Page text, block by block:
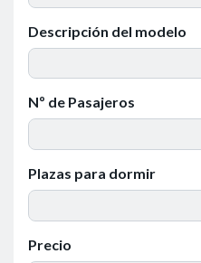
Descripción del modelo
Nº de Pasajeros
Plazas para dormir
Precio